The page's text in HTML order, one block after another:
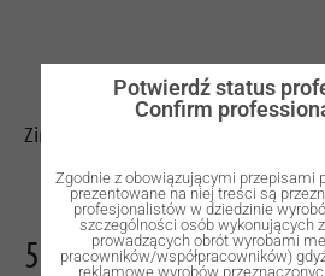
Zirconia Dental Ceramics
500,00zł
Potwierdź status
Confirm
Zgodnie z obowiązującymi przepisami
prezentowane na niej treści są
profesjonalistów w dziedzinie
szczególności osób wykonujących
prowadzących obrót wyrobami
pracowników/współpracowników)
reklamowe wyrobów